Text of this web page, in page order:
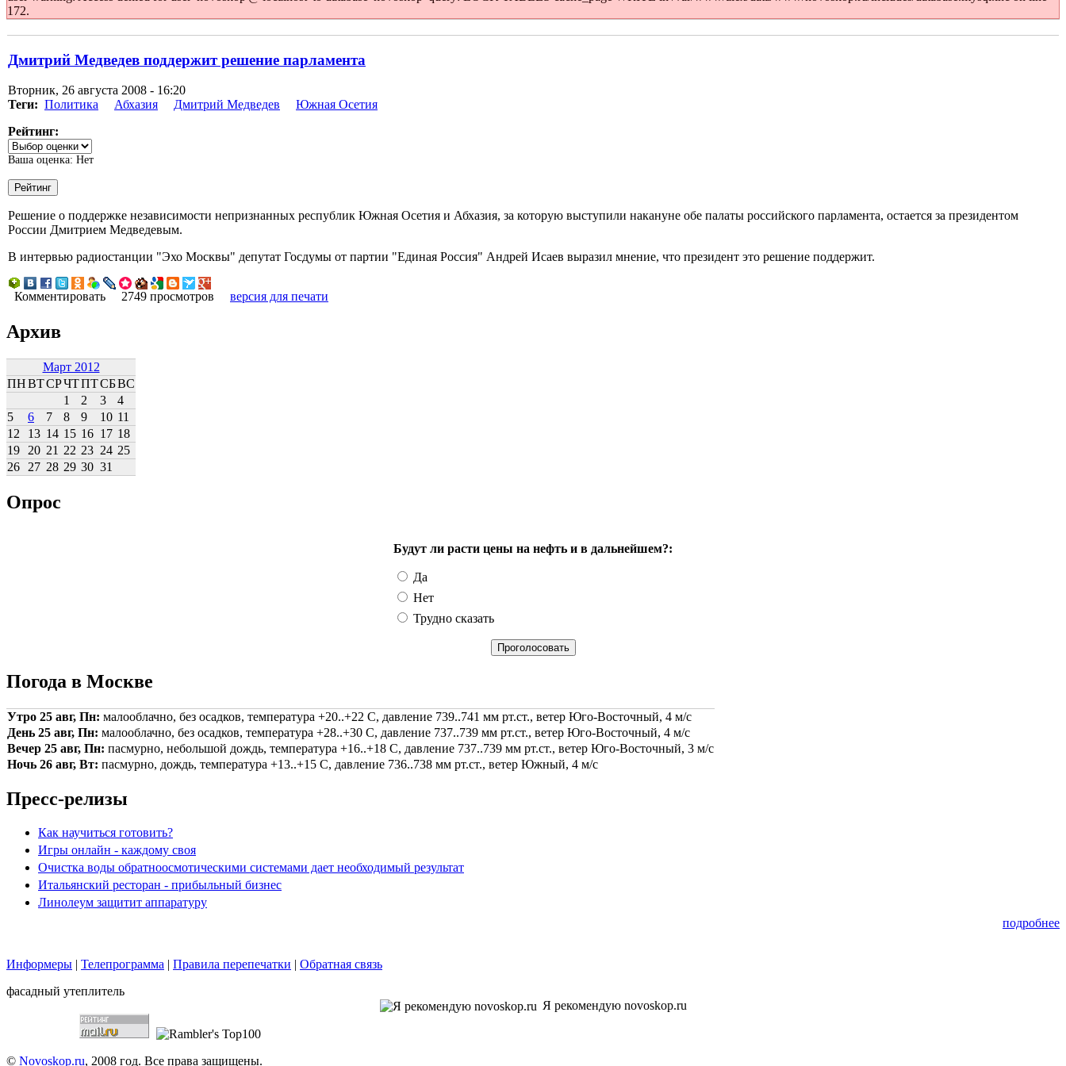
172.
Дмитрий Медведев поддержит решение парламента
Вторник, 26 августа 2008 - 16:20
Теги: Политика Абхазия Дмитрий Медведев
Южная Осетия
Рейтинг:
Ваша оценка: Нет
Решение о поддержке независимости непризнанных республик Южная Осетия и Абхазия, за которую выступили накануне обе палаты российского парламента, остается за президентом
России Дмитрием Медведевым.
В интервью радиостанции "Эхо Москвы" депутат Госдумы от партии "Единая Россия" Андрей Исаев выразил мнение, что президент это решение поддержит.
Комментировать 2749 просмотров версия для печати
Архив
Март 2012
ПНВТСРЧТПТСБВС
1
2 3
4
5
6 7 8 9 10 11
12
13 14 15 16 17 18
19
20 21 22 23 24 25
26
27 28 29 30 31
Опрос
Будут ли расти цены на нефть и в дальнейшем?:
Да
Нет
Трудно сказать
Погода в Москве
Утро 25 авг, Пн: малооблачно, без осадков, температура +20..+22 С, давление 739..741 мм рт.ст., ветер Юго-Восточный, 4 м/с
День 25 авг, Пн: малооблачно, без осадков, температура +28..+30 С, давление 737..739 мм рт.ст., ветер Юго-Восточный, 4 м/с
Вечер 25 авг, Пн: пасмурно, небольшой дождь, температура +16..+18 С, давление 737..739 мм рт.ст., ветер Юго-Восточный, 3 м/с
Ночь 26 авг, Вт: пасмурно, дождь, температура +13..+15 С, давление 736..738 мм рт.ст., ветер Южный, 4 м/с
Пресс-релизы
Как научиться готовить?
Игры онлайн - каждому своя
Очистка воды обратноосмотическими системами дает необходимый результат
Итальянский ресторан - прибыльный бизнес
Линолеум защитит аппаратуру
подробнее
Информеры | Телепрограмма | Правила перепечатки | Обратная связь
фасадный утеплитель
Я рекомендую novoskop.ru
© Novoskop.ru, 2008 год. Все права защищены.